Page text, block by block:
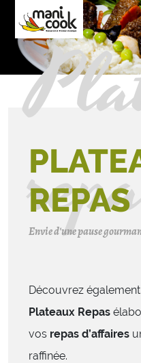
REPAS
Envie d'une pause
Découvrez
Plateaux Repas
vos repas d’affaires
raffinée.